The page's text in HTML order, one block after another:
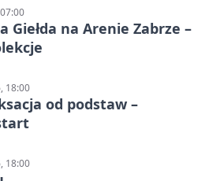
Giełda na Arenie Zabrze –
18:00
od podstaw –
18:00